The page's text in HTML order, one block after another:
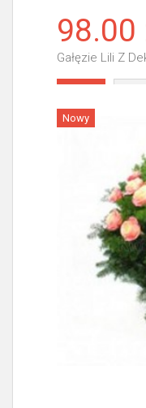
98.00
Gałęzie Lili Z
Nowy